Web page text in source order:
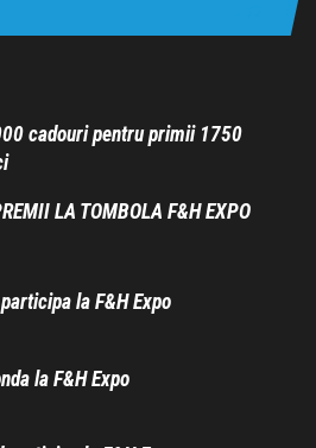
cadouri pentru primii 1750
LA TOMBOLA F&H EXPO
la F&H Expo
la F&H Expo